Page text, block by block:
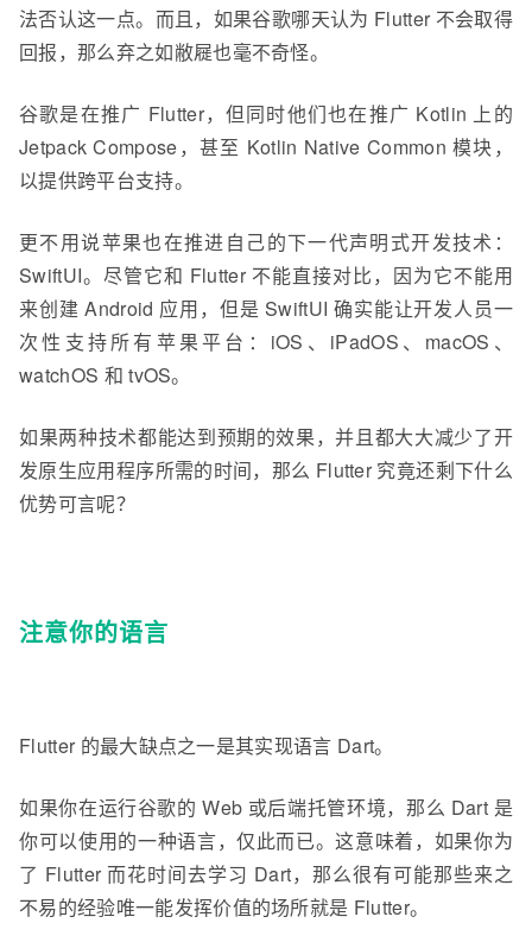
法否认这一点。而且，如果谷歌哪天认为 Flutter 不会取得
回报，那么弃之如敝屣也毫不奇怪。
谷歌是在推广 Flutter，但同时他们也在推广 Kotlin 上的
Jetpack Compose，甚至 Kotlin Native Common 模块，
以提供跨平台支持。
更不用说苹果也在推进自己的下一代声明式开发技术：
SwiftUI。尽管它和 Flutter 不能直接对比，因为它不能用
来创建 Android 应用，但是 SwiftUI 确实能让开发人员一
次性支持所有苹果平台：iOS、iPadOS、macOS、
watchOS 和 tvOS。
如果两种技术都能达到预期的效果，并且都大大减少了开
发原生应用程序所需的时间，那么 Flutter 究竟还剩下什么
优势可言呢？
注意你的语言
Flutter 的最大缺点之一是其实现语言 Dart。
如果你在运行谷歌的 Web 或后端托管环境，那么 Dart 是
你可以使用的一种语言，仅此而已。这意味着，如果你为
了 Flutter 而花时间去学习 Dart，那么很有可能那些来之
不易的经验唯一能发挥价值的场所就是 Flutter。